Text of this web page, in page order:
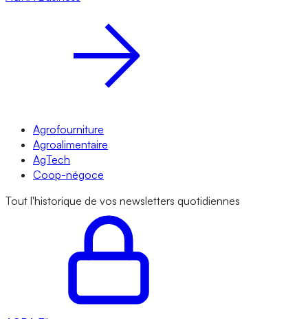
Agrofourniture
Agroalimentaire
AgTech
Coop-négoce
Tout l'historique de vos newsletters quotidiennes